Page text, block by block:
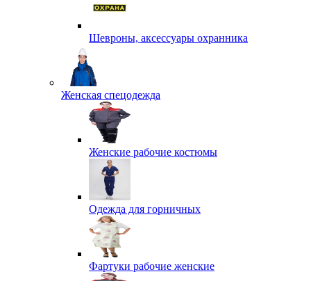
Шевроны, аксессуары охранника
Женская спецодежда
Женские рабочие костюмы
Одежда для горничных
Фартуки рабочие женские